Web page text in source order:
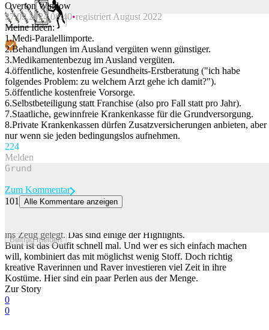
Beitrag melden
Overton Window
27.09.2024 08:40 registriert August 2022
Meine Ideen:
1.Medi-Paralellimporte.
2.Behandlungen im Ausland vergüten wenn günstiger.
3.Medikamentenbezug im Ausland vergüten.
4.öffentliche, kostenfreie Gesundheits-Erstberatung ("ich habe
folgendes Problem: zu welchem Arzt gehe ich damit?").
5.öffentliche kostenfreie Vorsorge.
6.Selbstbeteiligung statt Franchise (also pro Fall statt pro Jahr).
7.Staatliche, gewinnfreie Krankenkasse für die Grundversorgung.
8.Private Krankenkassen dürfen Zusatzversicherungen anbieten, aber
nur wenn sie jeden bedingungslos aufnehmen.
224
Melden
Beitrag melden
Zum Kommentar
101
Alle Kommentare anzeigen
ins Zeug gelegt. Das sind einige der Highlights.
Bunt ist das Outfit schnell mal. Und wer es sich einfach machen
will, kombiniert das mit möglichst wenig Stoff. Doch richtig
kreative Raverinnen und Raver investieren viel Zeit in ihre
Kostüme. Hier sind ein paar Perlen aus der Menge.
Zur Story
0
0